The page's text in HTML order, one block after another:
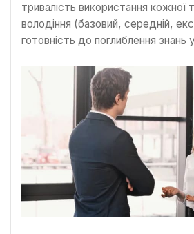
тривалість використання кожної
володіння (базовий, середній,
готовність до поглиблення знань